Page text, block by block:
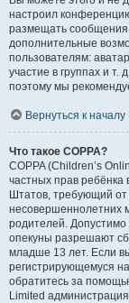
настроил
размещать
дополнительные
пользователям:
участие в группах и т.
поэтому мы
Вернуться к началу
Что такое COPPA?
COPPA (Children’s
частных прав
Штатов, требующий
несовершеннолетних
родителей. Допустимо
опекуны разрешают
младше 13 лет. Если
регистрирующемуся
обратитесь за
Limited